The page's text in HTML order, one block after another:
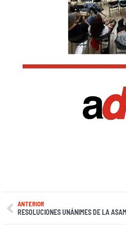
ANTERIOR
RESOLUCIONES UNÁNIMES DE LA